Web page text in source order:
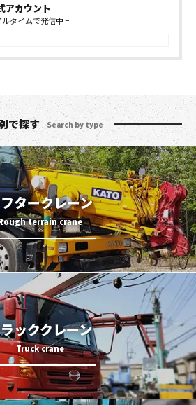
アカウント
タイムで発信中 −
で探す Search by type
タークレーン
ッククレーン